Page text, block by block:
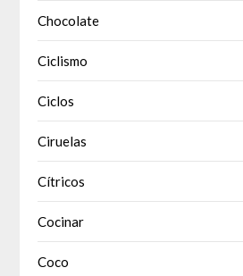
Chocolate
Ciclismo
Ciclos
Ciruelas
Cítricos
Cocinar
Coco